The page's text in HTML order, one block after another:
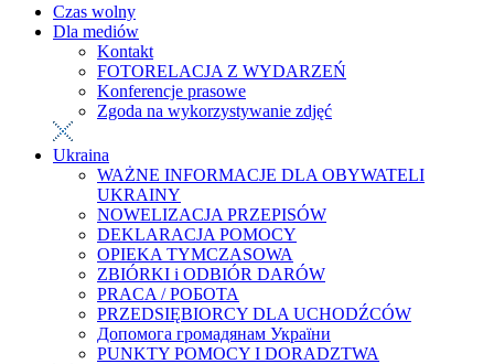
Czas wolny
Dla mediów
Kontakt
FOTORELACJA Z WYDARZEŃ
Konferencje prasowe
Zgoda na wykorzystywanie zdjęć
Ukraina
WAŻNE INFORMACJE DLA OBYWATELI
UKRAINY
NOWELIZACJA PRZEPISÓW
DEKLARACJA POMOCY
OPIEKA TYMCZASOWA
ZBIÓRKI i ODBIÓR DARÓW
PRACA / РОБОТА
PRZEDSIĘBIORCY DLA UCHODŹCÓW
Допомога громадянам України
PUNKTY POMOCY I DORADZTWA